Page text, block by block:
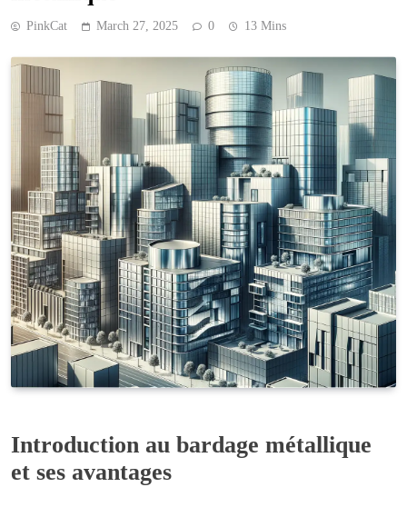
PinkCat March 27, 2025 0 13 Mins
Introduction au bardage métallique
et ses avantages